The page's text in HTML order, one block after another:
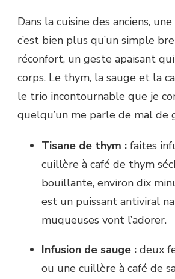
Dans la cuisine des anciens,
c’est bien plus qu’un simple
réconfort, un geste apaisant
corps. Le thym, la sauge et la
le trio incontournable que je
quelqu’un me parle de mal de
Tisane de thym : faites
cuillère à café de thym
bouillante, environ dix
est un puissant antiviral
muqueuses vont l’adorer.
Infusion de sauge : deux
ou une cuillère à café de